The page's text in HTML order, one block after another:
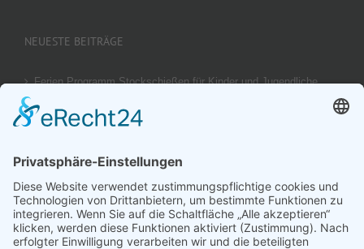
NEUESTE BEITRÄGE
Ferien Programm Stockschießen für Kinder und Jugendliche
Brotzeit Turnier Stocksport zur Einweihung der Flutlichtanlage
am 18. September 2026
Offener Vereinspokal Stockschießen am So 13.09.2026 für
Gruppen Vereine und Familien